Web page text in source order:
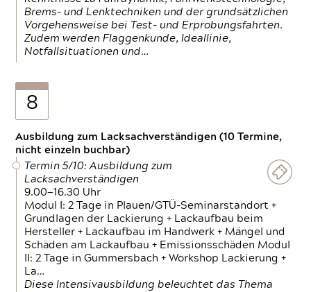
Brems- und Lenktechniken und der grundsätzlichen
Vorgehensweise bei Test- und Erprobungsfahrten.
Zudem werden Flaggenkunde, Ideallinie,
Notfallsituationen und…
8
Ausbildung zum Lacksachverständigen (10 Termine,
nicht einzeln buchbar)
Termin 5/10: Ausbildung zum
Lacksachverständigen
9.00—16.30 Uhr
Modul I: 2 Tage in Plauen/GTÜ-Seminarstandort +
Grundlagen der Lackierung + Lackaufbau beim
Hersteller + Lackaufbau im Handwerk + Mängel und
Schäden am Lackaufbau + Emissionsschäden Modul
II: 2 Tage in Gummersbach + Workshop Lackierung +
La…
Diese Intensivausbildung beleuchtet das Thema